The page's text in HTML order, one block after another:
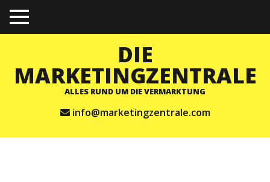
TO
GGL
DIE
MARKETINGZENTRALE
ALLES RUND UM DIE VERMARKTUNG
info@marketingzentrale.com